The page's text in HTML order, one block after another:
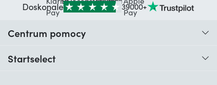
Doskonale 39000+
Centrum pomocy
Startselect